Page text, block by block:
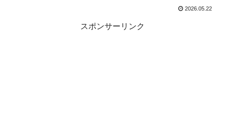
2026.05.22
スポンサーリンク